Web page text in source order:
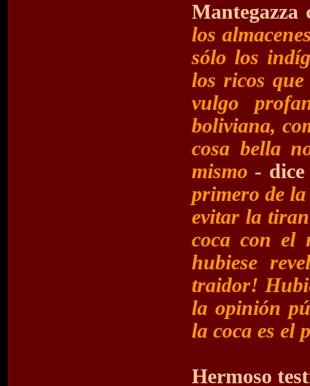
Mantegazza
los
sólo los
los ricos
vulgo
boliviana,
cosa bella
mismo -
primero de la
evitar la
coca con el
hubiese
traidor!
la opinión
la coca es el
Hermoso